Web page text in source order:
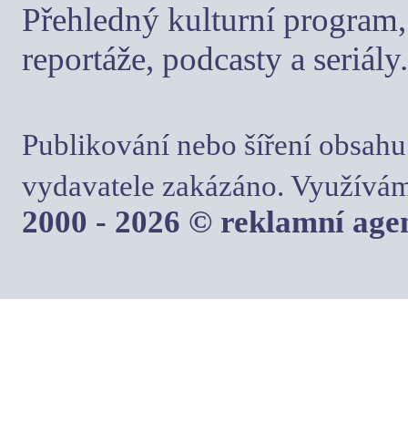
Přehledný kulturní
reportáže, podcasty a seriály.
Publikování nebo šíření
vydavatele zakázáno.
2000 - 2026 © reklamní